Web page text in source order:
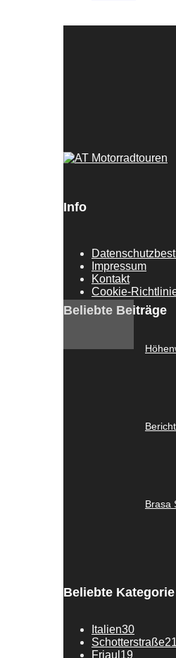
Info
Impressum
Kontakt
Cookie-
Beliebte Beiträge
Brasa
Beliebte Kategorie
Italien30
Schotterstraße21
Friaul 19